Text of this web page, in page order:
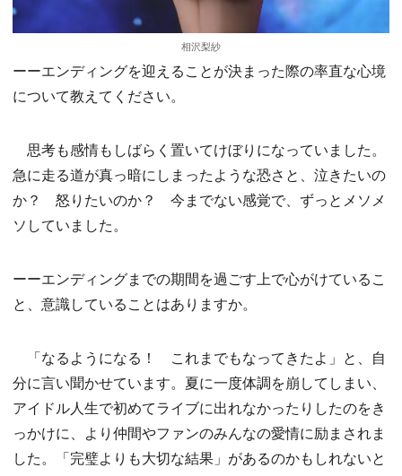
相沢梨紗
ーーエンディングを迎えることが決まった際の率直な心境
について教えてください。
思考も感情もしばらく置いてけぼりになっていました。
急に走る道が真っ暗にしまったような恐さと、泣きたいの
か？ 怒りたいのか？ 今までない感覚で、ずっとメソメ
ソしていました。
ーーエンディングまでの期間を過ごす上で心がけているこ
と、意識していることはありますか。
「なるようになる！ これまでもなってきたよ」と、自
分に言い聞かせています。夏に一度体調を崩してしまい、
アイドル人生で初めてライブに出れなかったりしたのをき
っかけに、より仲間やファンのみんなの愛情に励まされま
した。「完璧よりも大切な結果」があるのかもしれないと